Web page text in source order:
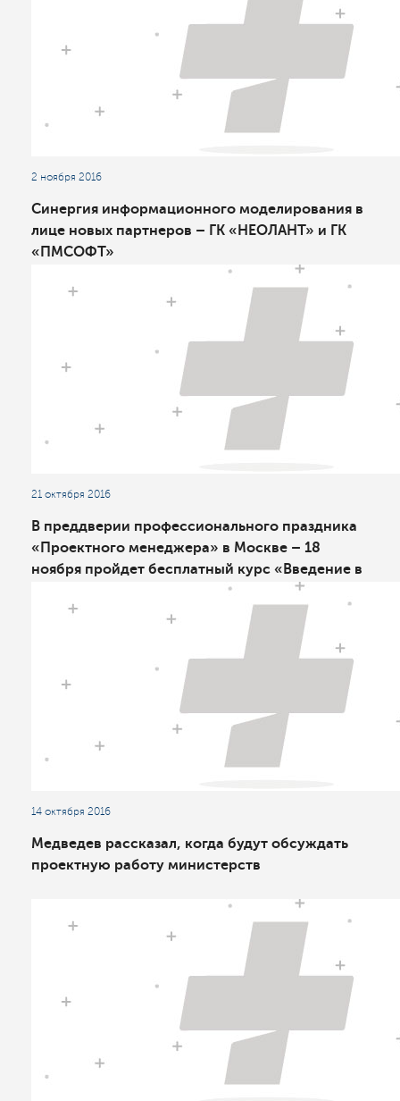
2 ноября 2016
Синергия информационного моделирования в
лице новых партнеров – ГК «НЕОЛАНТ» и ГК
«ПМСОФТ»
21 октября 2016
В преддверии профессионального праздника
«Проектного менеджера» в Москве – 18
ноября пройдет бесплатный курс «Введение в
детальное планирование на базе Asta
Powerproject»
14 октября 2016
Медведев рассказал, когда будут обсуждать
проектную работу министерств